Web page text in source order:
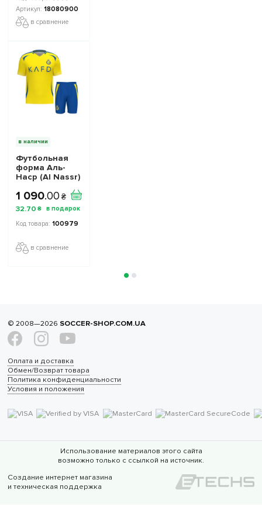
18080900
в сравнение
в наличии
Футбольная
форма Аль-
Наср (Al Nassr)
игровая/
повседневная
15228503 цвет:
желтый
1 090.00 ₴
32.70 ₴
100979
в сравнение
© 2008—2026 SOCCER-SHOP.COM.UA
Оплата и доставка
Обмен/Возврат товара
Политика конфиденциальности
Условия и положения
Использование материалов этого сайта
возможно только с ссылкой на источник.
Создание интернет магазина
и техническая поддержка